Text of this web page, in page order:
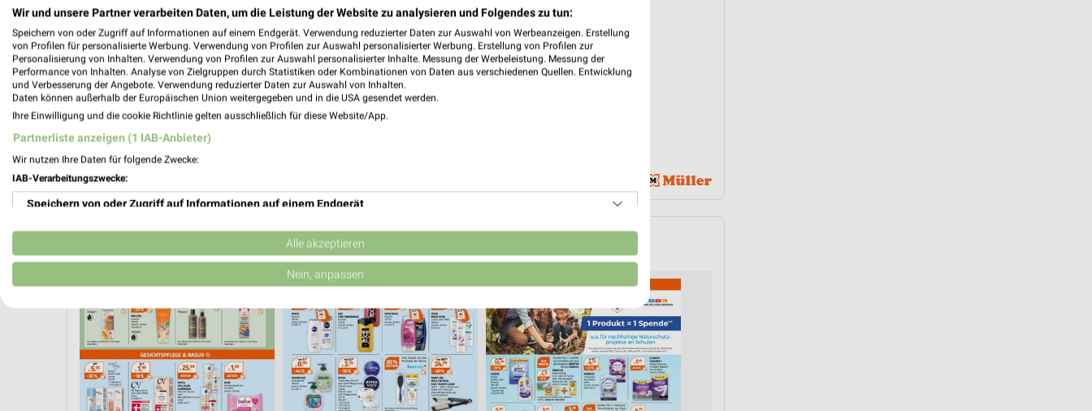
❯ PROSPEKT BLÄTTERN
WELLNESS FÜR ZUHAUSE
Wir und unsere Partner verarbeiten Daten, um die Leistung der Website zu analysieren und Folgendes zu tun:
Speichern von oder Zugriff auf Informationen auf einem Endgerät. Verwendung reduzierter Daten zur Auswahl von Werbeanzeigen. Erstellung
von Profilen für personalisierte Werbung. Verwendung von Profilen zur Auswahl personalisierter Werbung. Erstellung von Profilen zur
Personalisierung von Inhalten. Verwendung von Profilen zur Auswahl personalisierter Inhalte. Messung der Werbeleistung. Messung der
Performance von Inhalten. Analyse von Zielgruppen durch Statistiken oder Kombinationen von Daten aus verschiedenen Quellen. Entwicklung
und Verbesserung der Angebote. Verwendung reduzierter Daten zur Auswahl von Inhalten.
Daten können außerhalb der Europäischen Union weitergegeben und in die USA gesendet werden.
Ihre Einwilligung und die cookie Richtlinie gelten ausschließlich für diese Website/App.
Partnerliste anzeigen (1 IAB-Anbieter)
Wir nutzen Ihre Daten für folgende Zwecke:
IAB-Verarbeitungszwecke:
Speichern von oder Zugriff auf Informationen auf einem Endgerät
Verwendung reduzierter Daten zur Auswahl von Werbeanzeigen
Erstellung von Profilen für personalisierte Werbung
Erstellung von Profilen zur Personalisierung von Inhalten
Verwendung von Profilen zur Auswahl personalisierter Inhalte
Messung der Werbeleistung
Alle akzeptieren
Nein, anpassen